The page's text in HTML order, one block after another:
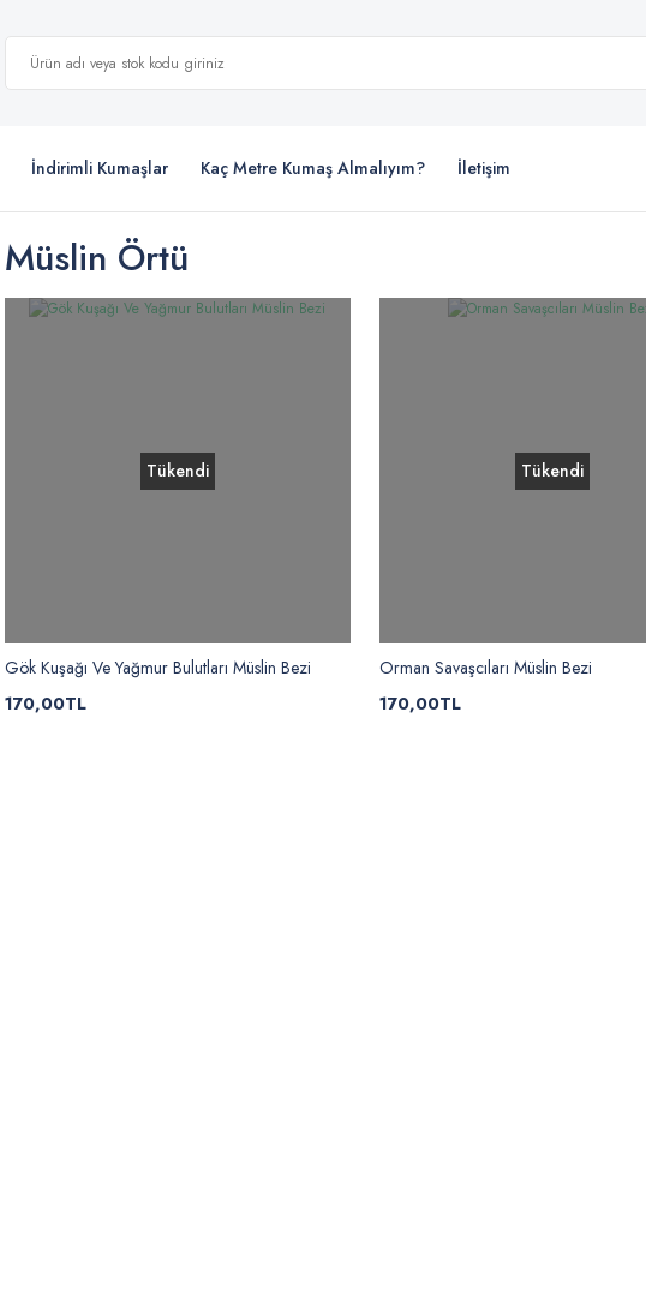
İndirimli Kumaşlar Kaç Metre Kumaş Almalıyım? İletişim
Müslin Örtü
Tükendi
Gök Kuşağı Ve Yağmur Bulutları Müslin Bezi
170,00TL
Tükendi
Orman Savaşcıları Müslin Bezi
170,00TL